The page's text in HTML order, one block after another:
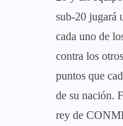
sub-20 jugará
cada uno de
contra los
puntos que
de su nación.
rey de